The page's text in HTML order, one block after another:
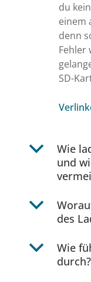
du
einem
denn
Fehler
SD-
b
Wie
und
b
des
b
Wie
durch?